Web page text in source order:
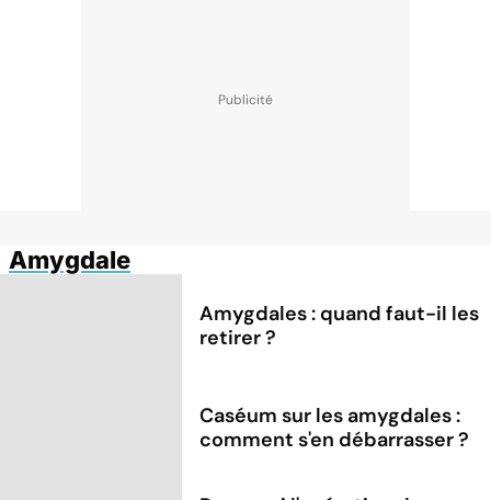
Amygdale
Amygdales : quand faut-il les
retirer ?
Caséum sur les amygdales :
comment s'en débarrasser ?